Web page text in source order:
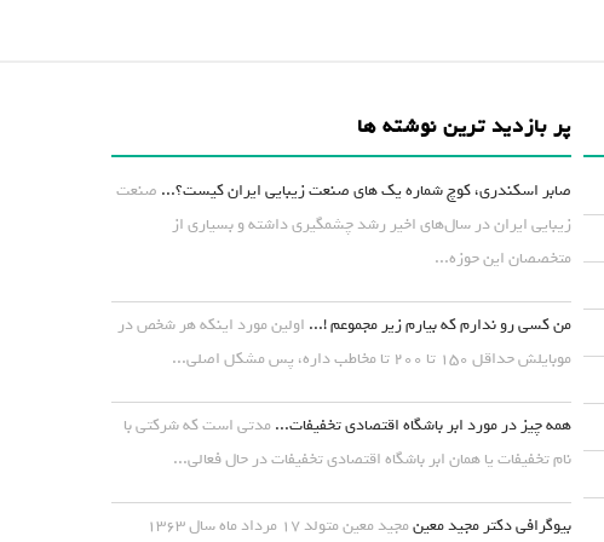
پر بازدید ترین نوشته ها
صابر اسکندری، کوچ شماره یک های صنعت زیبایی ایران کیست؟... صنعت
زیبایی ایران در سال‌های اخیر رشد چشمگیری داشته و بسیاری از
متخصصان این حوزه...
من کسی رو ندارم که بیارم زیر مجموعم !... اولین مورد اینکه هر شخص در
موبایلش حداقل ۱۵۰ تا ۲۰۰ تا مخاطب داره، پس مشکل اصلی...
همه چیز در مورد ابر باشگاه اقتصادی تخفیفات...مدتی است که شرکتی با
نام تخفیفات یا همان ابر باشگاه اقتصادی تخفیفات در حال فعالی...
بیوگرافی دکتر مجید معین مجید معین متولد ۱۷ مرداد ماه سال ۱۳۶۳